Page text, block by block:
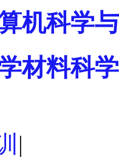
机科学
材料科
|